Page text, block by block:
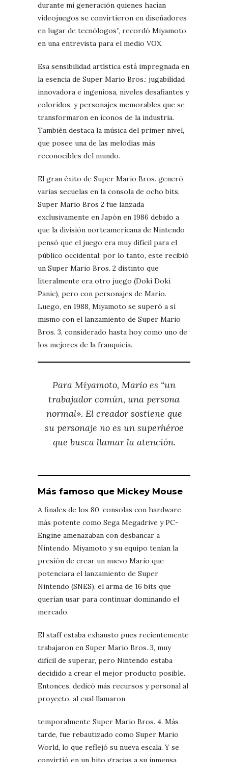
durante mi generación quienes hacían
videojuegos se convirtieron en diseñadores
en lugar de tecnólogos”, recordó Miyamoto
en una entrevista para el medio VOX.
Esa sensibilidad artística está impregnada en
la esencia de Super Mario Bros.: jugabilidad
innovadora e ingeniosa, niveles desafiantes y
coloridos, y personajes memorables que se
transformaron en íconos de la industria.
También destaca la música del primer nivel,
que posee una de las melodías más
reconocibles del mundo.
El gran éxito de Super Mario Bros. generó
varias secuelas en la consola de ocho bits.
Super Mario Bros 2 fue lanzada
exclusivamente en Japón en 1986 debido a
que la división norteamericana de Nintendo
pensó que el juego era muy difícil para el
público occidental; por lo tanto, este recibió
un Super Mario Bros. 2 distinto que
literalmente era otro juego (Doki Doki
Panic), pero con personajes de Mario.
Luego, en 1988, Miyamoto se superó a sí
mismo con el lanzamiento de Super Mario
Bros. 3, considerado hasta hoy como uno de
los mejores de la franquicia.
Para Miyamoto, Mario es “un
trabajador común, una persona
normal». El creador sostiene que
su personaje no es un superhéroe
que busca llamar la atención.
Más famoso que Mickey Mouse
A finales de los 80, consolas con hardware
más potente como Sega Megadrive y PC-
Engine amenazaban con desbancar a
Nintendo. Miyamoto y su equipo tenían la
presión de crear un nuevo Mario que
potenciara el lanzamiento de Super
Nintendo (SNES), el arma de 16 bits que
querían usar para continuar dominando el
mercado.
El staff estaba exhausto pues recientemente
trabajaron en Super Mario Bros. 3, muy
difícil de superar, pero Nintendo estaba
decidido a crear el mejor producto posible.
Entonces, dedicó más recursos y personal al
proyecto, al cual llamaron
temporalmente Super Mario Bros. 4. Más
tarde, fue rebautizado como Super Mario
World, lo que reflejó su nueva escala. Y se
convirtió en un hito gracias a su inmensa